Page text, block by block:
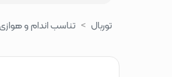
توربال تناسب اندام و هوازی